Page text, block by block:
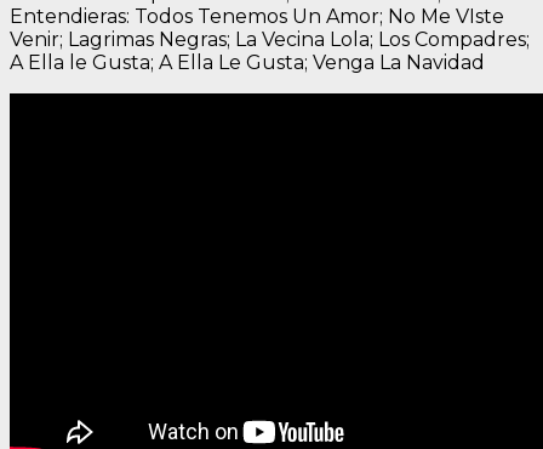
Entendieras: Todos Tenemos Un Amor; No Me VIste
Venir; Lagrimas Negras; La Vecina Lola; Los Compadres;
A Ella le Gusta; A Ella Le Gusta; Venga La Navidad